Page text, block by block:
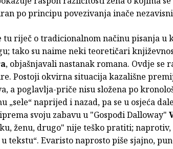
po principu povezivanja inače
tu riječ o tradicionalnom načinu pisanja u
tako su naime neki teoretičari
, objašnjavali nastanak romana. Ovdje se
Postoji okvirna situacija kazališne
a poglavlja-priče nisu složena po
„sele“ naprijed i nazad, pa se u osjeća
svoju zabavu u "Gospođi Dalloway"
ženu, drugo" nije teško pratiti;
tekstu“. Evaristo naprosto piše sjajno,